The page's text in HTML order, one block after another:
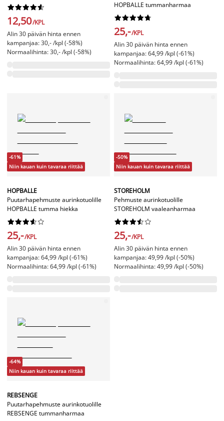






12,50/KPL
Alin 30 päivän hinta ennen
kampanjaa: 30,- /kpl (-58%)
Normaalihinta: 30,- /kpl (-58%)
HOPBALLE tummanharmaa






25,-/KPL
Alin 30 päivän hinta ennen
kampanjaa: 64,99 /kpl (-61%)
Normaalihinta: 64,99 /kpl (-61%)
-61%
Niin kauan kuin tavaraa riittää
HOPBALLE
Puutarhapehmuste aurinkotuolille
HOPBALLE tumma hiekka






25,-/KPL
Alin 30 päivän hinta ennen
kampanjaa: 64,99 /kpl (-61%)
Normaalihinta: 64,99 /kpl (-61%)
-50%
Niin kauan kuin tavaraa riittää
STOREHOLM
Pehmuste aurinkotuolille
STOREHOLM vaaleanharmaa






25,-/KPL
Alin 30 päivän hinta ennen
kampanjaa: 49,99 /kpl (-50%)
Normaalihinta: 49,99 /kpl (-50%)
-64%
Niin kauan kuin tavaraa riittää
REBSENGE
Puutarhapehmuste aurinkotuolille
REBSENGE tummanharmaa